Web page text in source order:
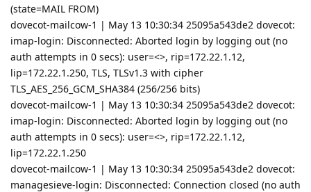
(state=MAIL FROM)
dovecot-mailcow-1 | May 13 10:30:34 25095a543de2 dovecot:
imap-login: Disconnected: Aborted login by logging out (no
auth attempts in 0 secs): user=<>, rip=172.22.1.12,
lip=172.22.1.250, TLS, TLSv1.3 with cipher
TLS_AES_256_GCM_SHA384 (256/256 bits)
dovecot-mailcow-1 | May 13 10:30:34 25095a543de2 dovecot:
imap-login: Disconnected: Aborted login by logging out (no
auth attempts in 0 secs): user=<>, rip=172.22.1.12,
lip=172.22.1.250
dovecot-mailcow-1 | May 13 10:30:34 25095a543de2 dovecot:
managesieve-login: Disconnected: Connection closed (no auth